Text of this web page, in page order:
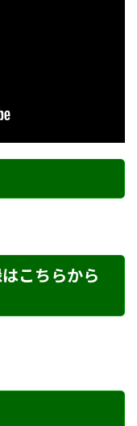
こちらから